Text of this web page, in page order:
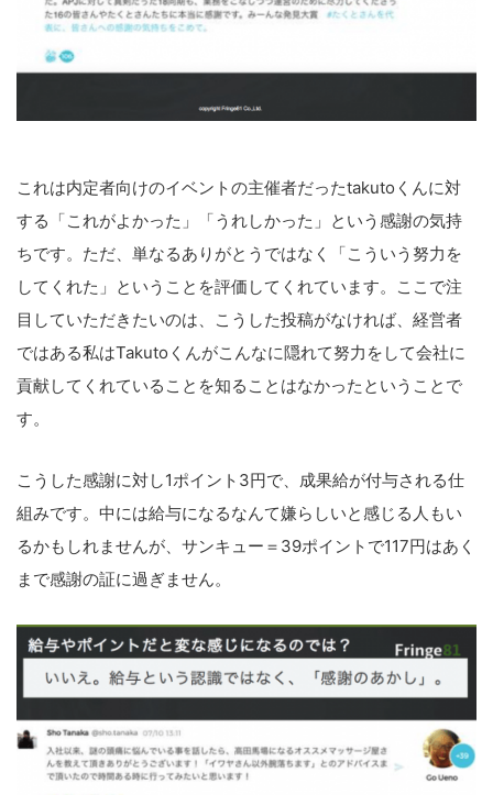
これは内定者向けのイベントの主催者だったtakutoくんに対
する「これがよかった」「うれしかった」という感謝の気持
ちです。ただ、単なるありがとうではなく「こういう努力を
してくれた」ということを評価してくれています。ここで注
目していただきたいのは、こうした投稿がなければ、経営者
ではある私はTakutoくんがこんなに隠れて努力をして会社に
貢献してくれていることを知ることはなかったということで
す。
こうした感謝に対し1ポイント3円で、成果給が付与される仕
組みです。中には給与になるなんて嫌らしいと感じる人もい
るかもしれませんが、サンキュー＝39ポイントで117円はあく
まで感謝の証に過ぎません。
の
サ
イ
ト
検
る